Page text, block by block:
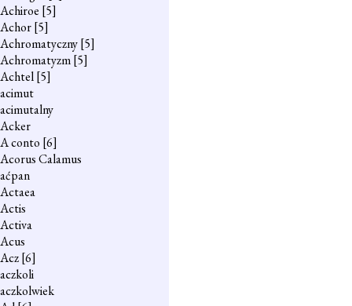
Achiroe [5]
Achor[5]
Achromatyczny[5]
Achromatyzm[5]
Achtel[5]
acimut
acimutalny
Acker
A conto [6]
Acorus Calamus
aćpan
Actaea
Actis
Activa
Acus
Acz[6]
aczkoli
aczkolwiek